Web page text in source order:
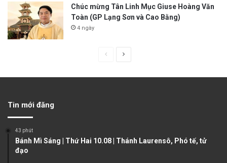
Chúc mừng Tân Linh Mục Giuse Hoàng Văn
Toàn (GP Lạng Sơn và Cao Bằng)
4 ngày
u
g
Tin mới đăng
43 phút
Bánh Mì Sáng | Thứ Hai 10.08 | Thánh Laurensô, Phó tế, tử
đạo